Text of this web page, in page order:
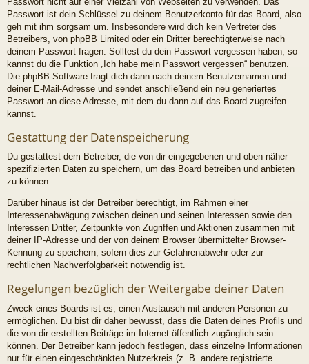
Passwort ist dein Schlüssel zu deinem Benutzerkonto für das Board, also
geh mit ihm sorgsam um. Insbesondere wird dich kein Vertreter des
Betreibers, von phpBB Limited oder ein Dritter berechtigterweise nach
deinem Passwort fragen. Solltest du dein Passwort vergessen haben, so
kannst du die Funktion „Ich habe mein Passwort vergessen“ benutzen.
Die phpBB-Software fragt dich dann nach deinem Benutzernamen und
deiner E-Mail-Adresse und sendet anschließend ein neu generiertes
Passwort an diese Adresse, mit dem du dann auf das Board zugreifen
kannst.
Gestattung der Datenspeicherung
Du gestattest dem Betreiber, die von dir eingegebenen und oben näher
spezifizierten Daten zu speichern, um das Board betreiben und anbieten
zu können.
Darüber hinaus ist der Betreiber berechtigt, im Rahmen einer
Interessenabwägung zwischen deinen und seinen Interessen sowie den
Interessen Dritter, Zeitpunkte von Zugriffen und Aktionen zusammen mit
deiner IP-Adresse und der von deinem Browser übermittelter Browser-
Kennung zu speichern, sofern dies zur Gefahrenabwehr oder zur
rechtlichen Nachverfolgbarkeit notwendig ist.
Regelungen bezüglich der Weitergabe deiner Daten
Zweck eines Boards ist es, einen Austausch mit anderen Personen zu
ermöglichen. Du bist dir daher bewusst, dass die Daten deines Profils und
die von dir erstellten Beiträge im Internet öffentlich zugänglich sein
können. Der Betreiber kann jedoch festlegen, dass einzelne Informationen
nur für einen eingeschränkten Nutzerkreis (z. B. andere registrierte